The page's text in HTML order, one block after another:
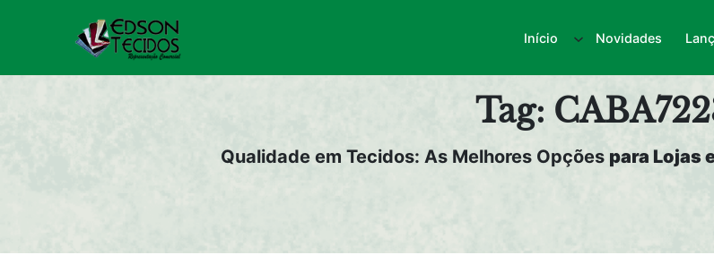
o
Início Novidades
Tag:
Qualidade em Tecidos: As Melhores Opções para Lojas